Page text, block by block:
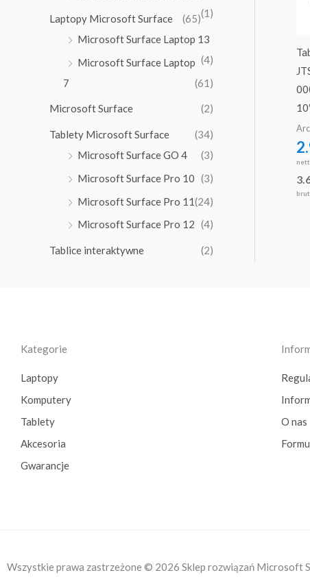
(1)
Laptopy Microsoft Surface
(65)
Microsoft Surface Laptop 13
(4)
Microsoft Surface Laptop
7
(61)
Microsoft Surface (2)
Tablety Microsoft Surface
(34)
Microsoft Surface GO 4
(3)
Microsoft Surface Pro 10 (3)
Microsoft Surface Pro 11(24)
Microsoft Surface Pro 12 (4)
Tablice interaktywne (2)
Kategorie
Laptopy
Komputery
Tablety
Akcesoria
Gwarancje
O nas
Wszystkie prawa zastrzeżone © 2026 Sklep rozwiązań Microsoft